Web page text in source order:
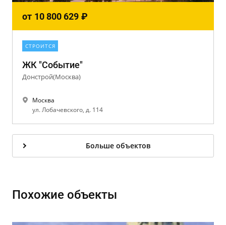
от 10 800 629 ₽
СТРОИТСЯ
ЖК "Событие"
Донстрой(Москва)
Москва
ул. Лобачевского, д. 114
Больше объектов
Похожие объекты